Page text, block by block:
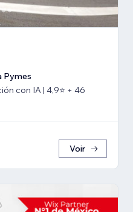
Pymes
con IA | 4,9⭐️ + 46
Voir